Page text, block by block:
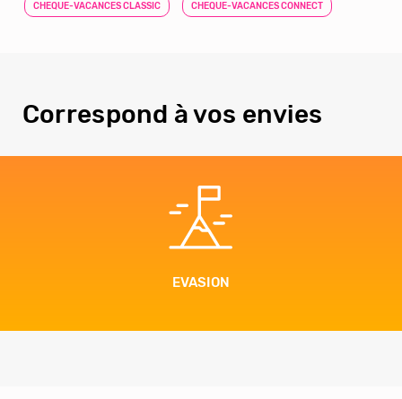
CHEQUE-VACANCES CLASSIC CHEQUE-VACANCES CONNECT
Correspond à vos envies
EVASION